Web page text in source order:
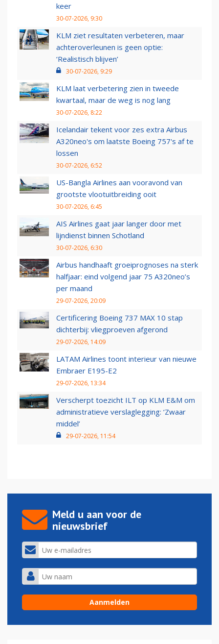
keer
30-07-2026, 9:30
KLM ziet resultaten verbeteren, maar
achteroverleunen is geen optie:
‘Realistisch blijven’
30-07-2026, 9:29
KLM laat verbetering zien in tweede
kwartaal, maar de weg is nog lang
30-07-2026, 8:22
Icelandair tekent voor zes extra Airbus
A320neo's om laatste Boeing 757's af te
lossen
30-07-2026, 6:52
US-Bangla Airlines aan vooravond van
grootste vlootuitbreiding ooit
30-07-2026, 6:45
AIS Airlines gaat jaar langer door met
lijndienst binnen Schotland
30-07-2026, 6:30
Airbus handhaaft groeiprognoses na sterk
halfjaar: eind volgend jaar 75 A320neo’s
per maand
29-07-2026, 20:09
Certificering Boeing 737 MAX 10 stap
dichterbij: vliegproeven afgerond
29-07-2026, 14:09
LATAM Airlines toont interieur van nieuwe
Embraer E195-E2
29-07-2026, 13:34
Verscherpt toezicht ILT op KLM E&M om
administratieve verslaglegging: ‘Zwaar
middel’
29-07-2026, 11:54
Meld u aan voor de
nieuwsbrief